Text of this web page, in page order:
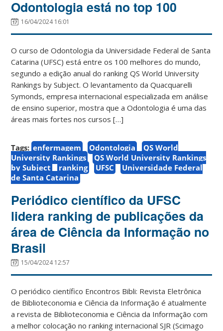
Odontologia está no top 100
16/04/2024 16:01
O curso de Odontologia da Universidade Federal de Santa
Catarina (UFSC) está entre os 100 melhores do mundo,
segundo a edição anual do ranking QS World University
Rankings by Subject. O levantamento da Quacquarelli
Symonds, empresa internacional especializada em análise
de ensino superior, mostra que a Odontologia é uma das
áreas mais fortes nos cursos […]
Tags: enfermagem Odontologia
QS World
University Rankings
QS World University Rankings
by Subject
ranking UFSC
Universidade Federal
de Santa Catarina
Periódico científico da UFSC
lidera ranking de publicações da
área de Ciência da Informação no
Brasil
15/04/2024 12:57
O periódico científico Encontros Bibli: Revista Eletrônica
de Biblioteconomia e Ciência da Informação é atualmente
a revista de Biblioteconomia e Ciência da Informação com
a melhor colocação no ranking internacional SJR (Scimago